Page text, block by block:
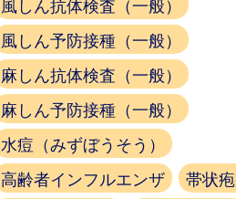
風しん予防接種（一般）
麻しん抗体検査（一般）
麻しん予防接種（一般）
水痘（みずぼうそう）
高齢者インフルエンザ
帯状